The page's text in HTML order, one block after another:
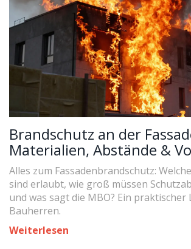
Brandschutz an der
Materialien, Abstände &
(2026)
Alles zum Fassadenbrandschutz:
sind erlaubt, wie groß müssen
und was sagt die MBO? Ein
Bauherren.
Weiterlesen